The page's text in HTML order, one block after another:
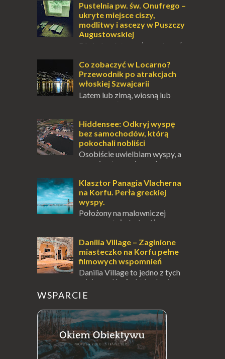
Pustelnia pw. św. Onufrego –
ukryte miejsce ciszy,
modlitwy i ascezy w Puszczy
Augustowskiej
Dla jednych to może wydawać
przetrwania lub romantycznym życiem. Dla
innych to nieustanne przebywanie z B...
Co zobaczyć w Locarno?
Przewodnik po atrakcjach
włoskiej Szwajcarii
Latem lub zimą, wiosną lub
jesienią, południe Szwajcarii to
odwiedzić. Moja zimowa podróż do
Locarno gwara...
Hiddensee: Odkryj wyspę
bez samochodów, którą
pokochali nobliści
Osobiście uwielbiam wyspy, a
uczucie otoczenia wodą
pośrodku Bałtyku? To zawsze brzmi jak
doskonał...
Klasztor Panagia Vlacherna
na Korfu. Perła greckiej
wyspy.
Położony na malowniczej
wysepce, tuż obok półwyspu
jest jednym z najbardziej rozpoznawalnych
symbo...
Danilia Village – Zaginione
miasteczko na Korfu pełne
filmowych wspomnień
Danilia Village to jedno z tych
miejsc na Korfu, które kryje w
sobie wiele tajemnic i historii, a przy tym
jest doskonale znane miłośnikom f...
WSPARCIE